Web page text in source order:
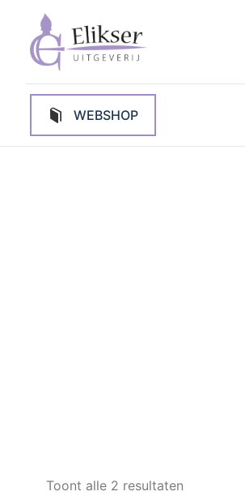
WEBSHOP
Toont alle 2 resultatenGesorteerd